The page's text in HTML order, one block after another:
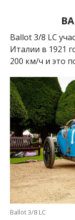
Ballot 3/8 LC
Италии в 1921
200 км/ч и это
Ballot 3/8 LC